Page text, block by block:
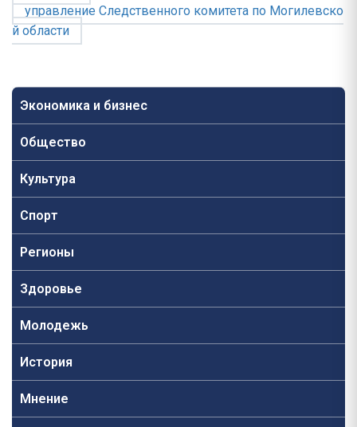
Экономика и бизнес
Общество
Культура
Спорт
Регионы
Здоровье
Молодежь
История
Мнение
управление Следственного комитета по Могилевско
й области